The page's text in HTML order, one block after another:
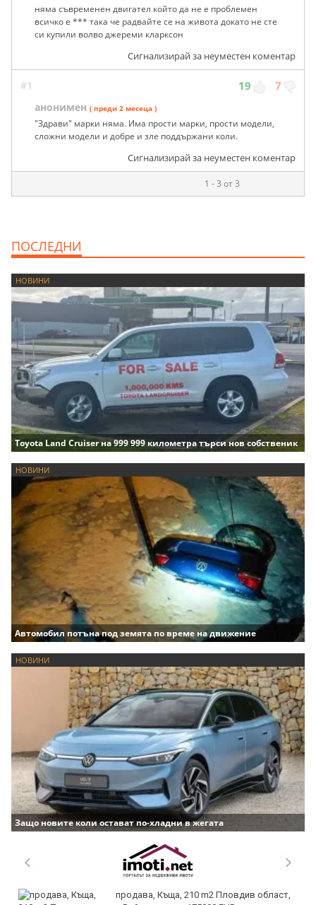
няма съвременен двигател който да не е проблемен
всичко е *** така че радвайте се на живота докато не сте
си купили волво джереми кларксон
Сигнализирай за неуместен коментар
#1 19 7
анонимен ( преди 2 месеца )
"Здрави" марки няма. Има прости марки, прости модели,
сложни модели и добре и зле поддържани коли.
Сигнализирай за неуместен коментар
1 - 3 от 3
ПОСЛЕДНИ
НОВИНИ
Toyota Land Cruiser на 999 999 километра търси нов собственик
НОВИНИ
Автомобил потъна под земята по време на движение
НОВИНИ
Защо новите коли остават по-хладни в жегата
продава, Къща, 210 m2 Пловдив област,